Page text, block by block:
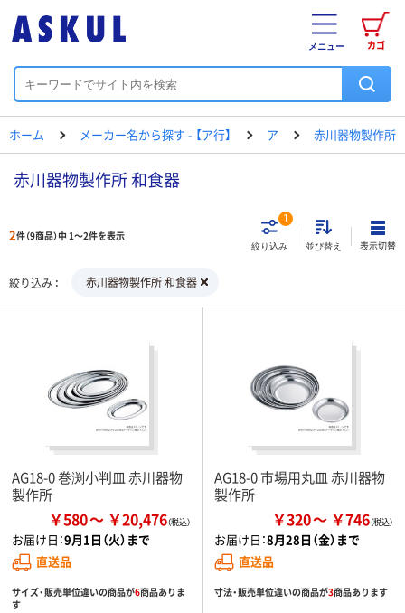
カゴ
メニュー
ホーム メーカー名から探す - 【ア行】 ア 赤川器物製作所
赤川器物製作所 和食器
2件（9商品）中 1～2件を表示
絞り込み
1
並び替え 表示切替
絞り込み 赤川器物製作所 和食器
AG18-0 巻渕小判皿 赤川器物
製作所
￥580 ￥20,476
お届け日：9月1日（火）まで
直送品
サイズ・販売単位違いの商品が6商品ありま
す
AG18-0 市場用丸皿 赤川器物
製作所
￥320 ￥746
お届け日：8月28日（金）まで
直送品
寸法・販売単位違いの商品が3商品あります